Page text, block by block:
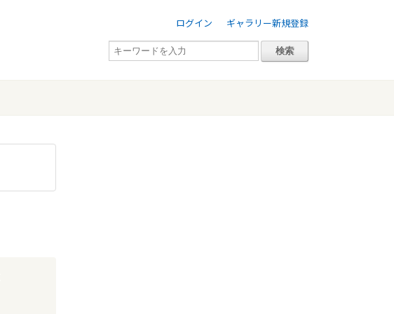
ログイン ギャラリー新規登録